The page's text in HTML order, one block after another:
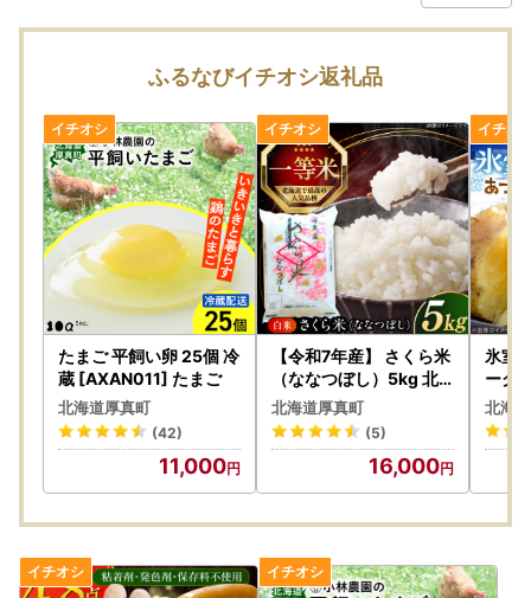
しているかのように見せかける偽サイトが多数発見されてい
ます。
厚真町ふるさと納税とは一切関系はございませんので、ご注
【納付書払いをご希望の方へ】
お手元に納付書が到着後、1ヵ月以内にご入金をお願いいた
します。
期限を過ぎますと、お申し込みが自動的に破棄されてしまう
ため、ご注意ください。
納付書は、通常お申し込みから1～2週間程度で郵送されます
ので、到着後はお早めにお手続きをお願いいたします。
【ワンストップ申請について】
厚真町では、マイナンバーカードをお持ちであればオンライ
ンでワンストップ申請が可能な「自治体マイページ」を導入
しております。
締め切り：寄附翌年の1月10日
のご提出（郵送）が必要となります。
当町よりお送りいたします書類をご本人様確認書類とともに
ご返送をお願いします。
ふるなびイチオシ返礼品
たまご 平飼い卵 25個 冷
蔵 [AXAN011] たまご
北海道厚真町
(42)
11,000
【令和7年産】 さくら米
（ななつぼし）5kg 北
海道 コメ こめ ブランド
銘柄 [AXAB061]
北海道厚真町
(5)
16,000
氷室
ーク
株式
じゃ
芋 北
北海